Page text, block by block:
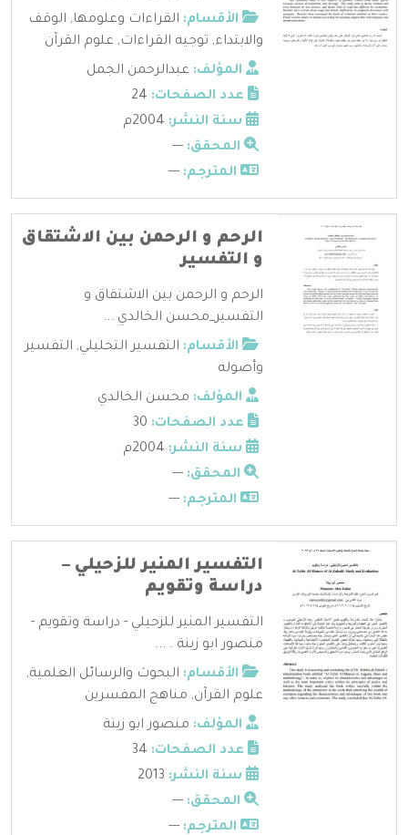
الأقسام: القراءات وعلومها, الوقف
والابتداء, توجيه القراءات, علوم القرآن
المؤلف: عبدالرحمن الجمل
عدد الصفحات:
سنة النشر:
المحقق: ---
المترجم: ---
الرحم و الرحمن بين الاشتقاق
و التفسير
الرحم و الرحمن بين الاشتقاق و
التفسير_محسن الخالدي ...
الأقسام: التفسير التحليلي, التفسير
وأصوله
المؤلف: محسن الخالدي
عدد الصفحات:
سنة النشر:
المحقق: ---
المترجم: ---
التفسير المنير للزحيلي –
دراسة وتقويم
التفسير المنير للزحيلي - دراسة وتقويم -
منصور ابو زينة . ...
الأقسام: البحوث والرسائل العلمية,
علوم القرآن, مناهج المفسرين
المؤلف: منصور ابو زينة
عدد الصفحات:
سنة النشر:
المحقق: ---
المترجم: ---